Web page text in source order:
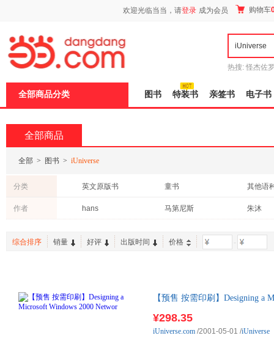
欢迎光临当当，请登录 成为会员 购物车
热搜: 怪杰佐
全部商品分类 图书 特装书 亲签书 电子书
全部商品
全部 > 图书 > iUniverse
分类 英文原版书 童书 其他语
作者 hans 马第尼斯 朱沐
综合排序 销量 好评 出版时间 价格 -
【预售 按需印刷】Designing a
¥298.35
iUniverse.com /2001-05-01 /iUniverse
页
加